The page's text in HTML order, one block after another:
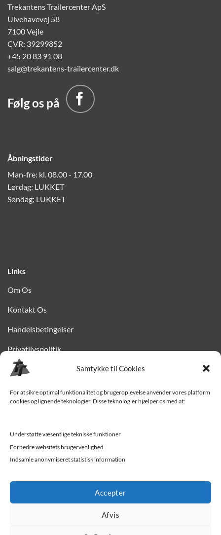
Samtykke til Cookies
For at sikre optimal funktionalitet og brugeroplevelse anvender vores platform
cookies og lignende teknologier. Disse teknologier hjælper os med at:
Understøtte væsentlige tekniske funktioner
Forbedre websitets brugervenlighed
Indsamle anonymiseret statistisk information
Accepter
Afvis
Trekantens Trailercenter ApS
Ulvehavevej 58
7100 Vejle
CVR: 39299852
+45 20 83 91 08
salg@trekantens-trailercenter.dk
Følg os på
Åbningstider
Man-fre: kl. 08.00 - 17.00
Lørdag: LUKKET
Søndag; LUKKET
Links
Om Os
Kontakt Os
Handelsbetingelser
Privatlivspolitik
Finansiering
Levering til Sjælland
Værksted